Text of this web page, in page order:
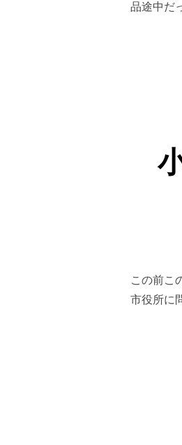
品途中だ
この前こ
市役所に